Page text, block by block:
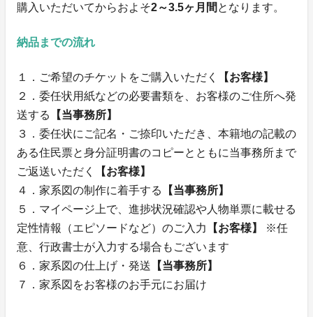
購入いただいてからおよそ2～3.5ヶ月間 となります。
納品までの流れ
１．ご希望のチケットをご購入いただく
【お客様】
２．委任状用紙などの必要書類を、お客様のご住所へ発
送する
【当事務所】
３．委任状にご記名・ご捺印いただき、本籍地の記載の
ある住民票と身分証明書のコピーとともに当事務所まで
ご返送いただく
【お客様】
４．家系図の制作に着手する
【当事務所】
５．マイページ上で、進捗状況確認や人物単票に載せる
定性情報（エピソードなど）のご入力
【お客様】
※任
意、行政書士が入力する場合もございます
６．家系図の仕上げ・発送 【当事務所】
７．家系図をお客様のお手元にお届け